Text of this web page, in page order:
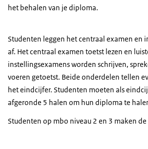
het behalen van je diploma.
Studenten leggen het centraal examen en
af. Het centraal examen toetst lezen en
instellingsexamens worden schrijven,
voeren getoetst. Beide onderdelen tellen
het eindcijfer. Studenten moeten als
afgeronde 5 halen om hun diploma te
Studenten op mbo niveau 2 en 3 maken